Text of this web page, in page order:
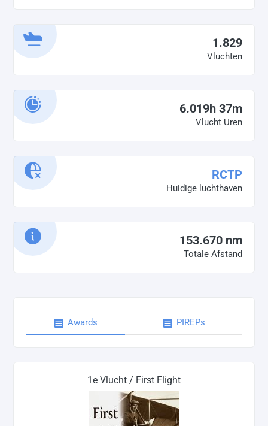
1.829
Vluchten
6.019h 37m
Vlucht Uren
RCTP
Huidige luchthaven
153.670 nm
Totale Afstand
Awards PIREPs
1e Vlucht / First Flight